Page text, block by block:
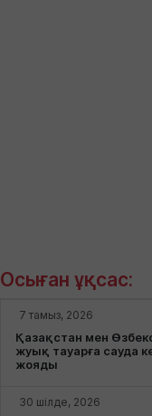
Осыған ұқсас:
7 тамыз, 2026
Қазақстан мен
жуық тауарға сауда
жояды
30 шілде, 2026